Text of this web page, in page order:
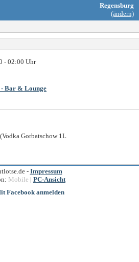
Regensburg
(ändern)
- 02:00 Uhr
Bar & Lounge
Gorbatschow 1L
- Impressum
Mobile | PC-Ansicht
Facebook anmelden